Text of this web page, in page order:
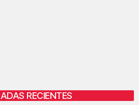
RECIENTES